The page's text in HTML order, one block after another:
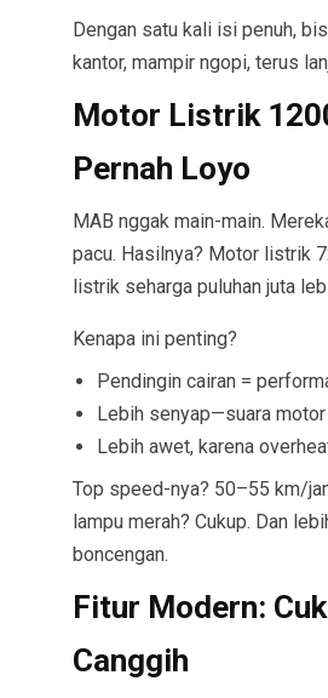
Dengan satu kali isi penuh,
kantor, mampir ngopi, terus
Motor Listrik
Pernah Loyo
MAB nggak main-main.
pacu. Hasilnya? Motor listrik
listrik seharga puluhan juta
Kenapa ini penting?
Pendingin cairan =
Lebih senyap—suara
Lebih awet, karena
Top speed-nya? 50–55 km/
lampu merah? Cukup. Dan
boncengan.
Fitur Modern:
Canggih